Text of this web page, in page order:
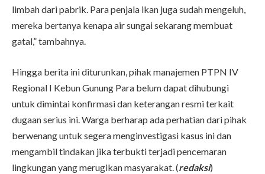
limbah dari pabrik. Para penjala ikan juga sudah mengeluh,
mereka bertanya kenapa air sungai sekarang membuat
gatal,” tambahnya.
Hingga berita ini diturunkan, pihak manajemen PTPN IV
Regional I Kebun Gunung Para belum dapat dihubungi
untuk dimintai konfirmasi dan keterangan resmi terkait
dugaan serius ini. Warga berharap ada perhatian dari pihak
berwenang untuk segera menginvestigasi kasus ini dan
mengambil tindakan jika terbukti terjadi pencemaran
lingkungan yang merugikan masyarakat. (redaksi)